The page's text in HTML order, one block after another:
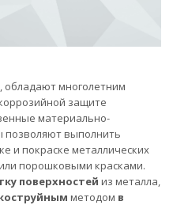
многолетним
защите
материально-
позволяют выполнить
и покраске металлических
порошковыми красками.
поверхностей из металла,
методом в